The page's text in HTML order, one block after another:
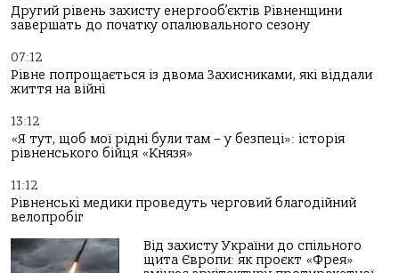
Другий рівень захисту енергооб’єктів Рівненщини
завершать до початку опалювального сезону
07:12
Рівне попрощається із двома Захисниками, які віддали
життя на війні
13:12
«Я тут, щоб мої рідні були там – у безпеці»: історія
рівненського бійця «Князя»
11:12
Рівненські медики проведуть черговий благодійний
велопробіг
Від захисту України до спільного
щита Європи: як проєкт «Фрея»